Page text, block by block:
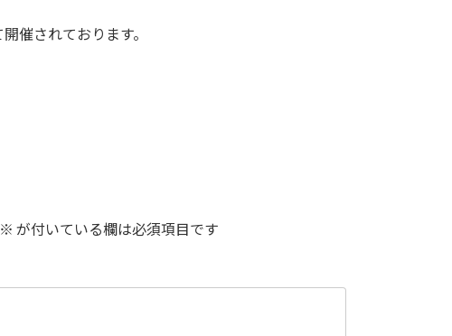
催されております。
※ が付いている欄は必須項目です